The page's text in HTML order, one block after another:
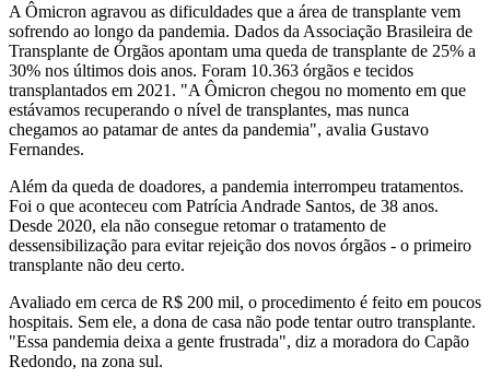
A Ômicron agravou as dificuldades que a área de transplante vem
sofrendo ao longo da pandemia. Dados da Associação Brasileira de
Transplante de Órgãos apontam uma queda de transplante de 25% a
30% nos últimos dois anos. Foram 10.363 órgãos e tecidos
transplantados em 2021. "A Ômicron chegou no momento em que
estávamos recuperando o nível de transplantes, mas nunca
chegamos ao patamar de antes da pandemia", avalia Gustavo
Fernandes.
Além da queda de doadores, a pandemia interrompeu tratamentos.
Foi o que aconteceu com Patrícia Andrade Santos, de 38 anos.
Desde 2020, ela não consegue retomar o tratamento de
dessensibilização para evitar rejeição dos novos órgãos - o primeiro
transplante não deu certo.
Avaliado em cerca de R$ 200 mil, o procedimento é feito em poucos
hospitais. Sem ele, a dona de casa não pode tentar outro transplante.
"Essa pandemia deixa a gente frustrada", diz a moradora do Capão
Redondo, na zona sul.